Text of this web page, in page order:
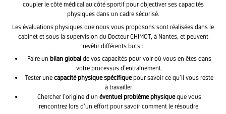
coupler le côté médical au côté sportif pour objectiver ses capacités
physiques dans un cadre sécurisé.
Les évaluations physiques que nous vous proposons sont réalisées dans le
cabinet et sous la supervision du Docteur CHIMOT, à Nantes, et peuvent
revêtir différents buts :
Faire un bilan global de vos capacités pour voir où vous en êtes dans
votre processus d’entraînement.
Tester une capacité physique spécifiquepour savoir ce qu’il vous reste
à travailler.
Chercher l’origine d’un éventuel problèmephysiqueque vous
rencontrez lors d’un effort pour savoir comment le résoudre.